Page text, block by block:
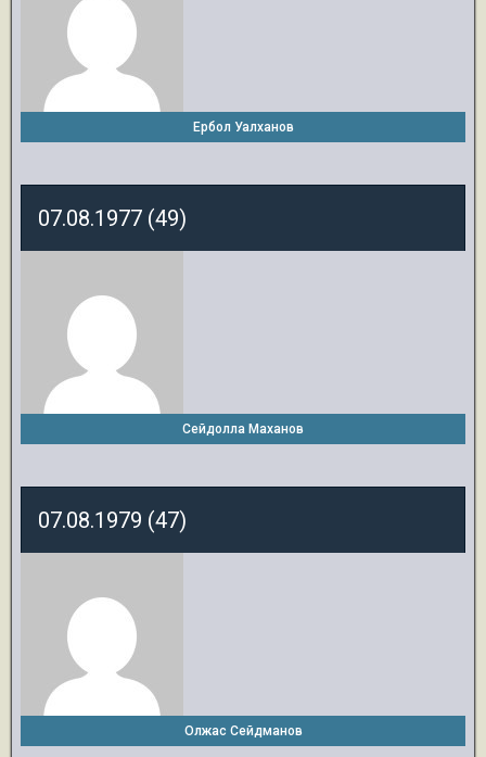
Ербол Уалханов
07.08.1977 (49)
Сейдолла Маханов
07.08.1979 (47)
Олжас Сейдманов